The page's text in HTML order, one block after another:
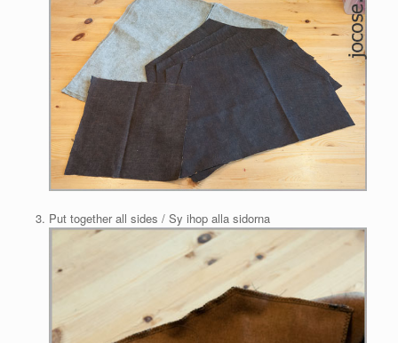
Put together all sides / Sy ihop alla sidorna